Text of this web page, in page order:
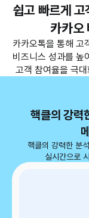
쉽고 빠르게
카카오
카카오톡을 통해 고
비즈니스 성과를 높
고객 참여율을 극
핵클의 강력
핵클의 강력한 분
실시간으로